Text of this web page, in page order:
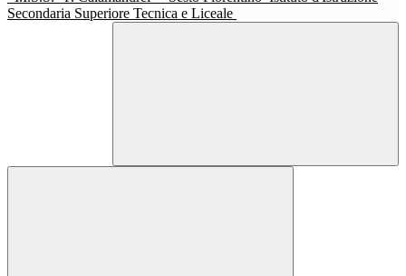
Secondaria Superiore Tecnica e Liceale